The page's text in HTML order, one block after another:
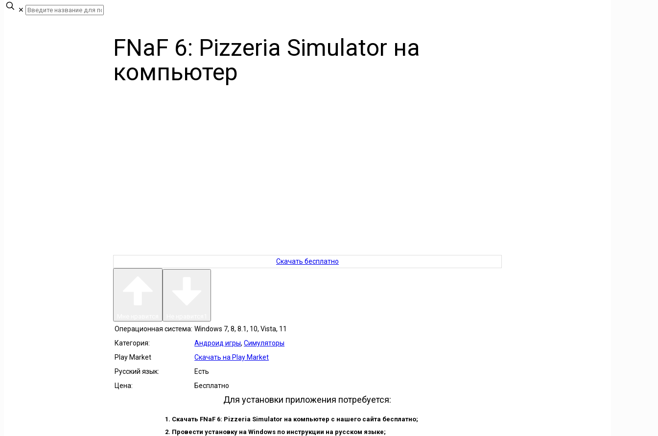
✕
FNaF 6: Pizzeria Simulator на
компьютер
Скачать бесплатно
Операционная система: Windows 7, 8, 8.1, 10, Vista, 11
Категория:
Андроид игры,Симуляторы
Play Market
Скачать на Play Market
Русский язык:
Есть
Цена:
Бесплатно
Для установки приложения потребуется:
Скачать FNaF 6: Pizzeria Simulator на компьютер с нашего сайта бесплатно;
Провести установку на Windows по инструкции на русском языке;